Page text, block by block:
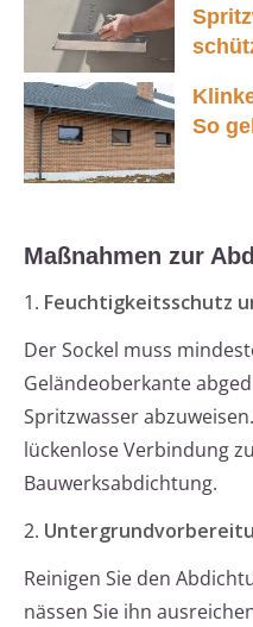
So
Maßnahmen zur
1. Feuchtigkeitsschutz
Der Sockel muss
Geländeoberkante
Spritzwasser
lückenlose Verbindung
Bauwerksabdichtung.
2.
Reinigen Sie den
nässen Sie ihn